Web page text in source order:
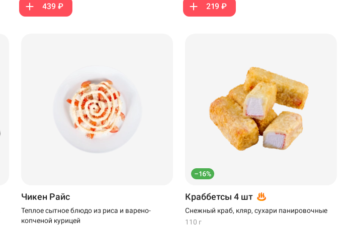
439 ₽ 219 ₽
Чикен Райс
Теплое сытное блюдо из риса и варено-
копченой курицей
–16%
Краббетсы 4 шт
Снежный краб, кляр, сухари панировочные
110 г